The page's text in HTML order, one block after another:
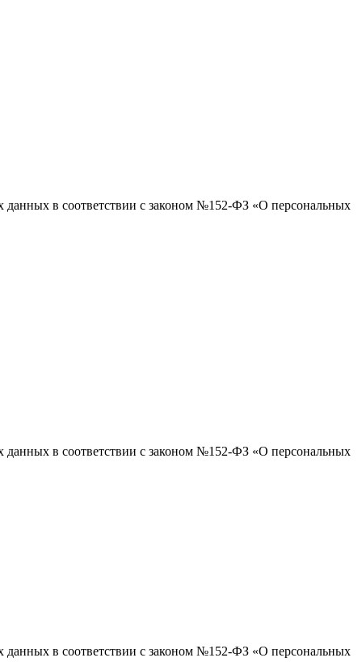
данных в соответствии с законом №152-ФЗ «О персональных
данных в соответствии с законом №152-ФЗ «О персональных
данных в соответствии с законом №152-ФЗ «О персональных